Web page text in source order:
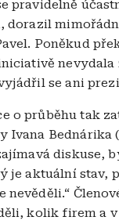
pravidelně
dorazil
Poněkud
nevydala
se ani
o průběhu tak
Ivana Bednárika
diskuse,
je aktuální stav,
nevěděli.“
kolik firem a